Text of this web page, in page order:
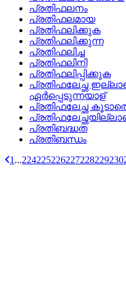
പ്രതിഫലനം
പ്രതിഫലമായ
പ്രതിഫലിക്കുക
പ്രതിഫലിക്കുന്ന
പ്രതിഫലിച്ച
പ്രതിഫലിനി
പ്രതിഫലിപ്പിക്കുക
പ്രതിഫലേച്ഛ
ഏര്‍പ്പെടുന്നയാള്
പ്രതിഫലേച്ഛ
പ്രതിബദ്ധത
പ്രതിബന്ധം
1 ...224225226227228229230